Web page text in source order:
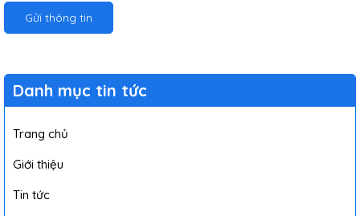
Gửi thông tin
Danh mục tin tức
Trang chủ
Giới thiệu
Tin tức